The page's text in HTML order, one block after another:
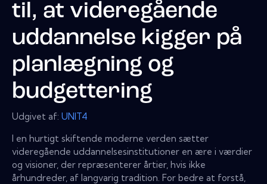
til, at videregående
uddannelse kigger på
planlægning og
budgettering
Udgivet af: UNIT4
I en hurtigt skiftende moderne verden sætter
videregående uddannelsesinstitutioner en ære i værdier
og visioner, der repræsenterer årtier, hvis ikke
århundreder, af langvarig tradition. For bedre at forstå,